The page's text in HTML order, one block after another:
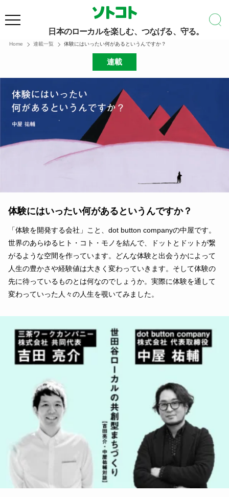
日本のローカルを楽しむ、つなげる、守る。
Home 連載一覧 体験にはいったい何があるというんですか？
連載
体験にはいったい何があるというんですか？
「体験を開発する会社」こと、dot button companyの中屋です。
世界のあらゆるヒト・コト・モノを結んで、ドットとドットが繋
がるような空間を作っています。どんな体験と出会うかによって
人生の豊かさや経験値は大きく変わっていきます。そして体験の
先に待っているものとは何なのでしょうか。実際に体験を通して
変わっていった人々の人生を覗いてみました。